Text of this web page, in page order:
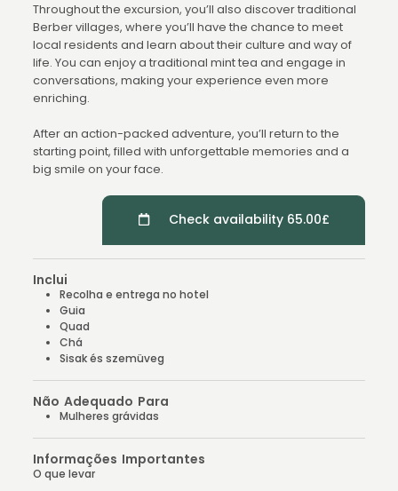
Throughout the excursion, you’ll also discover traditional
Berber villages, where you’ll have the chance to meet
local residents and learn about their culture and way of
life. You can enjoy a traditional mint tea and engage in
conversations, making your experience even more
enriching.
After an action-packed adventure, you’ll return to the
starting point, filled with unforgettable memories and a
big smile on your face.
Check availability 65.00£
Inclui
Recolha e entrega no hotel
Guia
Quad
Chá
Sisak és szemüveg
Não Adequado Para
Mulheres grávidas
Informações Importantes
O que levar